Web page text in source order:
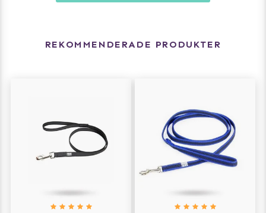
REKOMMENDERADE PRODUKTER